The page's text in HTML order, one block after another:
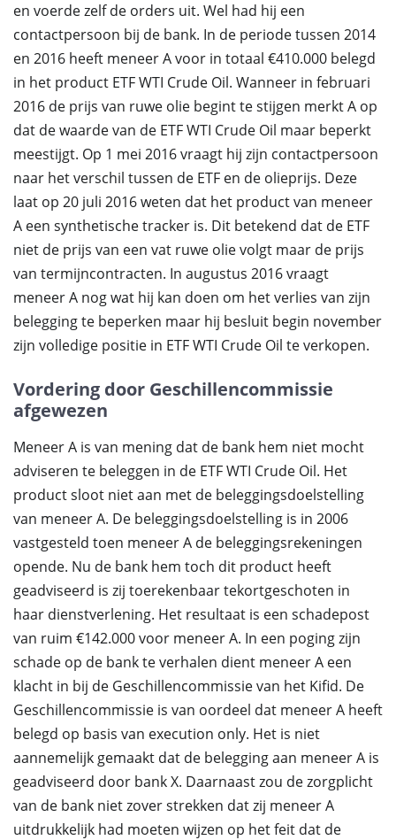
en voerde zelf de orders uit. Wel had hij een
contactpersoon bij de bank. In de periode tussen 2014
en 2016 heeft meneer A voor in totaal €410.000 belegd
in het product ETF WTI Crude Oil. Wanneer in februari
2016 de prijs van ruwe olie begint te stijgen merkt A op
dat de waarde van de ETF WTI Crude Oil maar beperkt
meestijgt. Op 1 mei 2016 vraagt hij zijn contactpersoon
naar het verschil tussen de ETF en de olieprijs. Deze
laat op 20 juli 2016 weten dat het product van meneer
A een synthetische tracker is. Dit betekend dat de ETF
niet de prijs van een vat ruwe olie volgt maar de prijs
van termijncontracten. In augustus 2016 vraagt
meneer A nog wat hij kan doen om het verlies van zijn
belegging te beperken maar hij besluit begin november
zijn volledige positie in ETF WTI Crude Oil te verkopen.
Vordering door Geschillencommissie
afgewezen
Meneer A is van mening dat de bank hem niet mocht
adviseren te beleggen in de ETF WTI Crude Oil. Het
product sloot niet aan met de beleggingsdoelstelling
van meneer A. De beleggingsdoelstelling is in 2006
vastgesteld toen meneer A de beleggingsrekeningen
opende. Nu de bank hem toch dit product heeft
geadviseerd is zij toerekenbaar tekortgeschoten in
haar dienstverlening. Het resultaat is een schadepost
van ruim €142.000 voor meneer A. In een poging zijn
schade op de bank te verhalen dient meneer A een
klacht in bij de Geschillencommissie van het Kifid. De
Geschillencommissie is van oordeel dat meneer A heeft
belegd op basis van execution only. Het is niet
aannemelijk gemaakt dat de belegging aan meneer A is
geadviseerd door bank X. Daarnaast zou de zorgplicht
van de bank niet zover strekken dat zij meneer A
uitdrukkelijk had moeten wijzen op het feit dat de